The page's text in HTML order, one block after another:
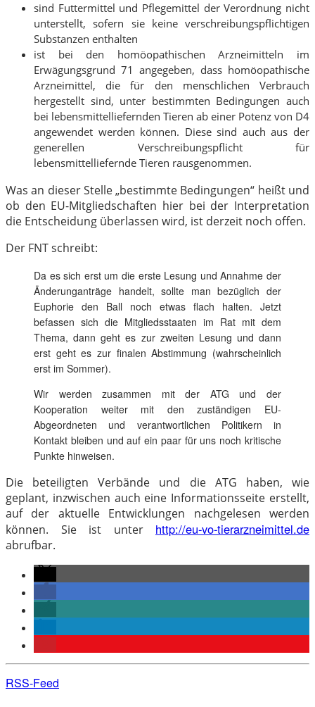
sind Futtermittel und Pflegemittel der Verordnung nicht
unterstellt, sofern sie keine verschreibungspflichtigen
Substanzen enthalten
ist bei den homöopathischen Arzneimitteln im
Erwägungsgrund 71 angegeben, dass homöopathische
Arzneimittel, die für den menschlichen Verbrauch
hergestellt sind, unter bestimmten Bedingungen auch
bei lebensmittelliefernden Tieren ab einer Potenz von D4
angewendet werden können. Diese sind auch aus der
generellen Verschreibungspflicht für
lebensmittelliefernde Tieren rausgenommen.
Was an dieser Stelle „bestimmte Bedingungen“ heißt und
ob den EU-Mitgliedschaften hier bei der Interpretation
die Entscheidung überlassen wird, ist derzeit noch offen.
Der FNT schreibt:
Da es sich erst um die erste Lesung und Annahme der
Änderunganträge handelt, sollte man bezüglich der
Euphorie den Ball noch etwas flach halten. Jetzt
befassen sich die Mitgliedsstaaten im Rat mit dem
Thema, dann geht es zur zweiten Lesung und dann
erst geht es zur finalen Abstimmung (wahrscheinlich
erst im Sommer).
Wir werden zusammen mit der ATG und der
Kooperation weiter mit den zuständigen EU-
Abgeordneten und verantwortlichen Politikern in
Kontakt bleiben und auf ein paar für uns noch kritische
Punkte hinweisen.
Die beteiligten Verbände und die ATG haben, wie
geplant, inzwischen auch eine Informationsseite erstellt,
auf der aktuelle Entwicklungen nachgelesen werden
können. Sie ist unter http://eu-vo-tierarzneimittel.de
abrufbar.
RSS-Feed